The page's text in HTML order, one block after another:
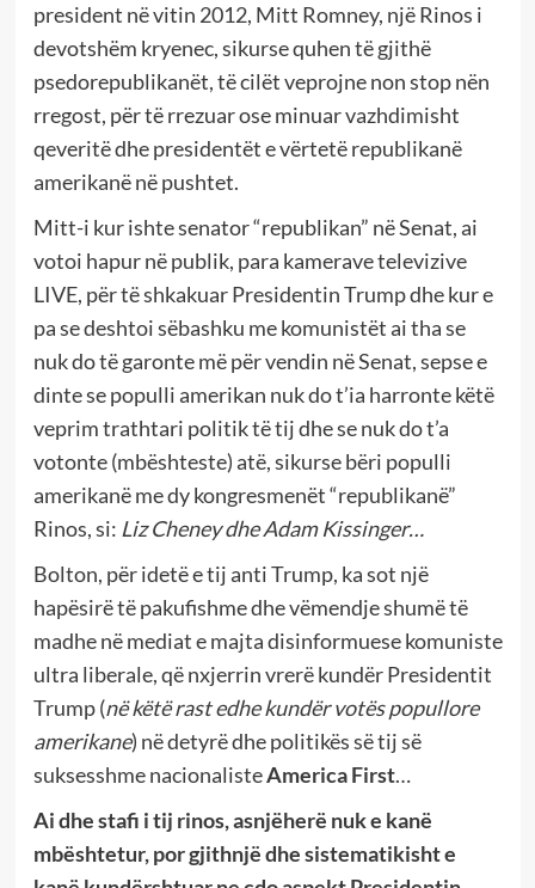
president në vitin 2012, Mitt Romney, një Rinos i
devotshëm kryenec, sikurse quhen të gjithë
psedorepublikanët, të cilët veprojne non stop nën
rregost, për të rrezuar ose minuar vazhdimisht
qeveritë dhe presidentët e vërtetë republikanë
amerikanë në pushtet.
Mitt-i kur ishte senator “republikan” në Senat, ai
votoi hapur në publik, para kamerave televizive
LIVE, për të shkakuar Presidentin Trump dhe kur e
pa se deshtoi sëbashku me komunistët ai tha se
nuk do të garonte më për vendin në Senat, sepse e
dinte se populli amerikan nuk do t’ia harronte këtë
veprim trathtari politik të tij dhe se nuk do t’a
votonte (mbështeste) atë, sikurse bëri populli
amerikanë me dy kongresmenët “republikanë”
Rinos, si: Liz Cheney dhe Adam Kissinger…
Bolton, për idetë e tij anti Trump, ka sot një
hapësirë të pakufishme dhe vëmendje shumë të
madhe në mediat e majta disinformuese komuniste
ultra liberale, që nxjerrin vrerë kundër Presidentit
Trump (në këtë rast edhe kundër votës popullore
amerikane) në detyrë dhe politikës së tij së
suksesshme nacionalisteAmerica First…
Ai dhe stafi i tij rinos, asnjëherë nuk e kanë
mbështetur, por gjithnjë dhe sistematikisht e